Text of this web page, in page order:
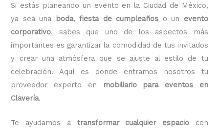
Si estás planeando un evento en la Ciudad de México,
ya sea una
boda,fiesta de cumpleaños o un evento
corporativo, sabes que uno de los aspectos más
importantes es garantizar la comodidad de tus invitados
y crear una atmósfera que se ajuste al estilo de tu
celebración. Aquí es donde entramos nosotros tu
proveedor experto en
mobiliario para eventos en
Clavería.
Te ayudamos a transformar cualquier espaciocon